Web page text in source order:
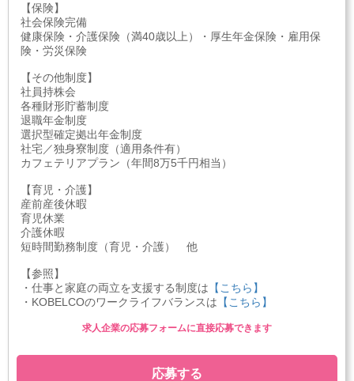
【保険】
社会保険完備
健康保険・介護保険（満40歳以上）・厚生年金保険・雇用保
険・労災保険
【その他制度】
社員持株会
各種財形貯蓄制度
退職年金制度
選択型確定拠出年金制度
社宅／独身寮制度（適用条件有）
カフェテリアプラン（年間8万5千円相当）
【育児・介護】
産前産後休暇
育児休業
介護休暇
短時間勤務制度（育児・介護） 他
【参照】
・仕事と家庭の両立を支援する制度は 【こちら】
・KOBELCOのワークライフバランスは 【こちら】
応募する
求人企業の応募フォームに直接応募できます